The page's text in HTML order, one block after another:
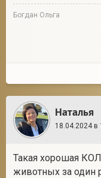
Богдан Ольга
Наталья
18.04.2024 в
Такая хорошая
животных за один